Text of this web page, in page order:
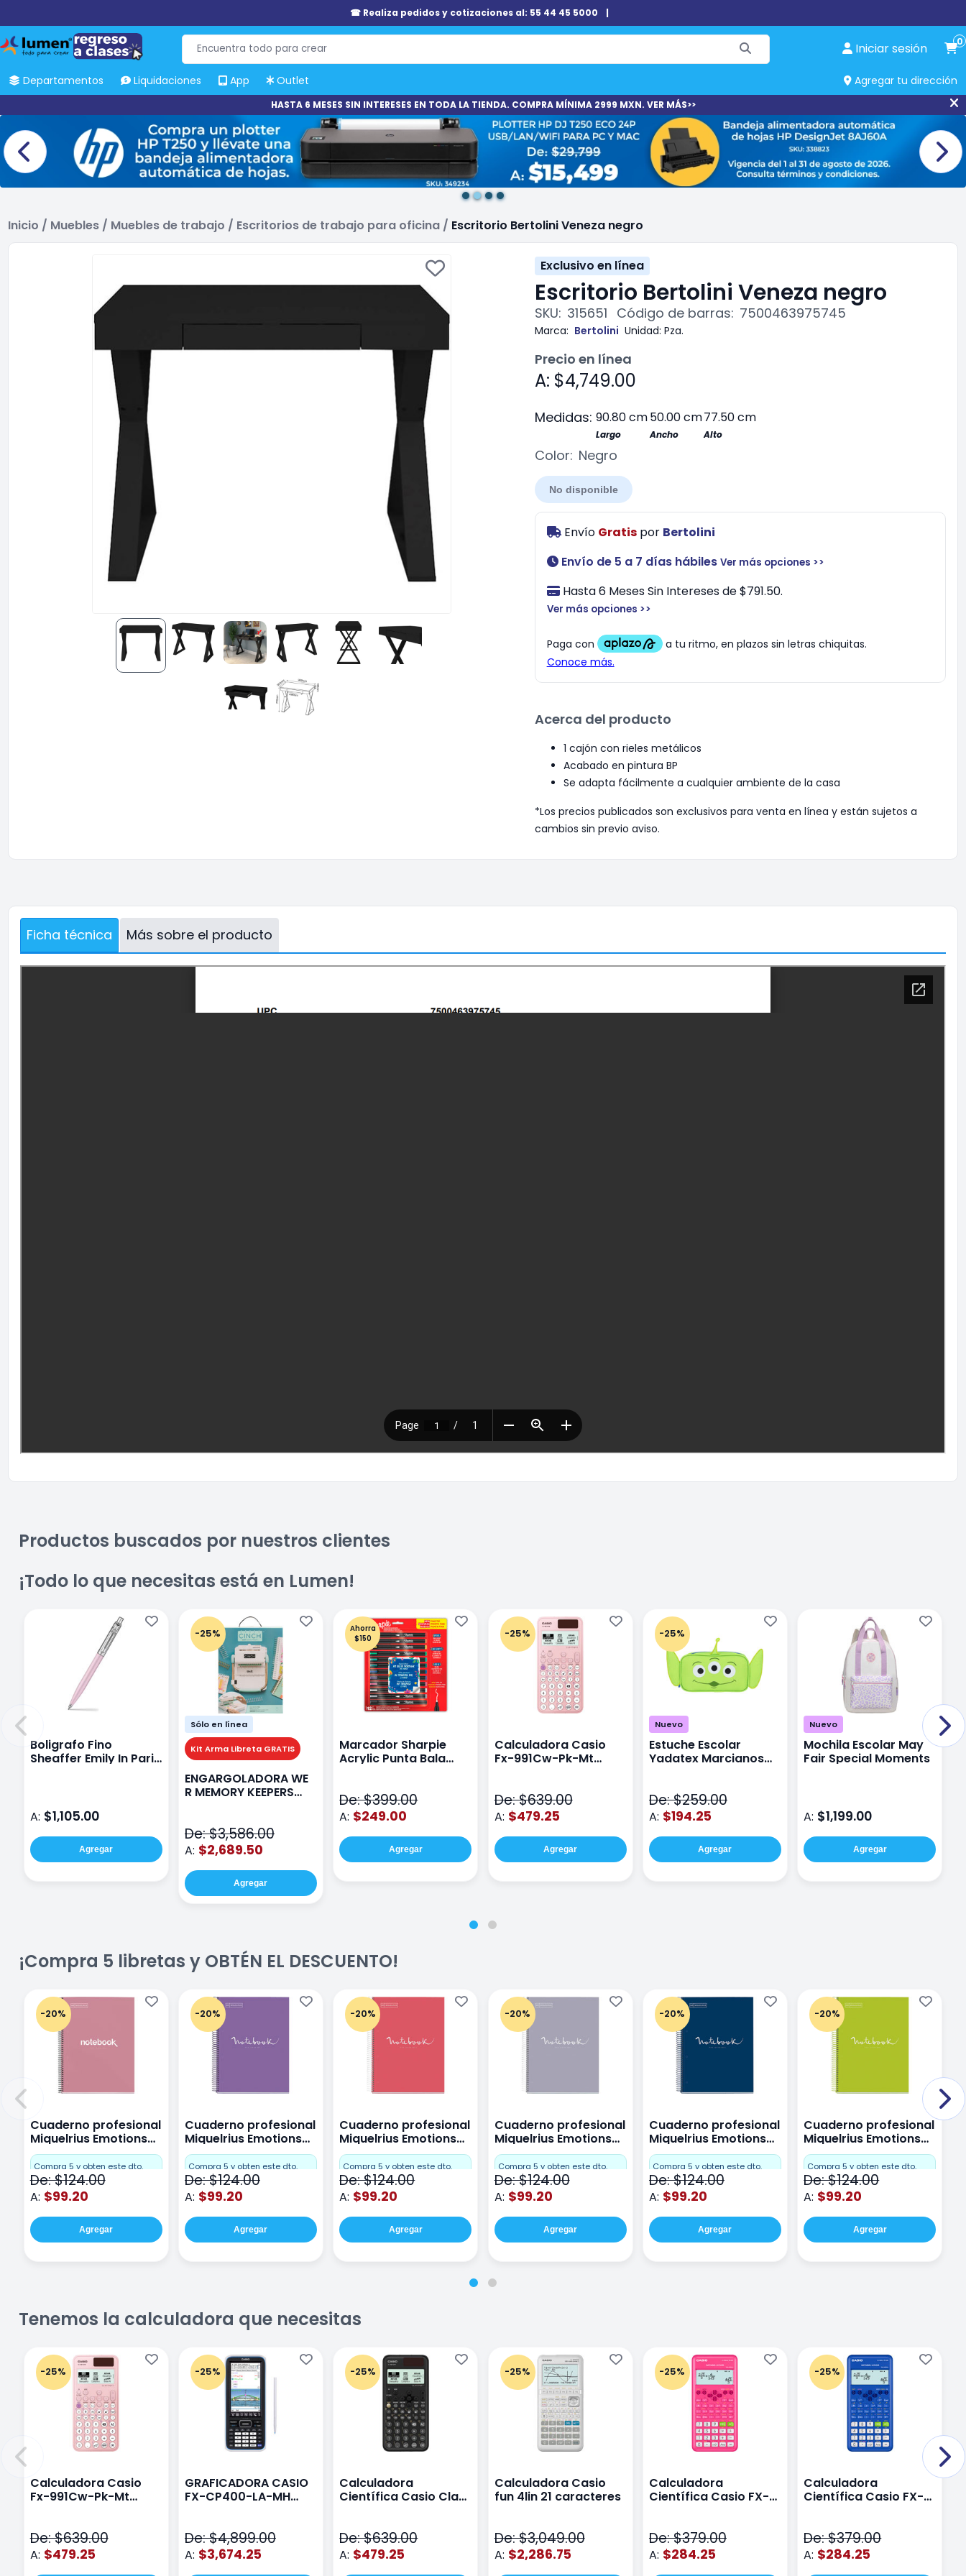
☎ Realiza pedidos y cotizaciones al: 55 44 45 5000 |
Iniciar sesión 0
Departamentos Liquidaciones App Outlet Agregar tu dirección
HASTA 6 MESES SIN INTERESES EN TODA LA TIENDA. COMPRA MÍNIMA 2999 MXN. VER MÁS>>
Inicio / Muebles / Muebles de trabajo / Escritorios de trabajo para oficina / Escritorio Bertolini Veneza negro
Exclusivo en línea
Escritorio Bertolini Veneza negro
SKU: 315651 Código de barras: 7500463975745
Marca: Bertolini Unidad: Pza.
Precio en línea
A: $4,749.00
Medidas: 90.80 cm50.00 cm77.50 cm
Largo Ancho Alto
Color: Negro
No disponible
Envío Gratispor Bertolini
Envío de 5 a 7 días hábiles Ver más opciones >>
Hasta 6 Meses Sin Intereses de $791.50.
Ver más opciones >>
Acerca del producto
1 cajón con rieles metálicos
Acabado en pintura BP
Se adapta fácilmente a cualquier ambiente de la casa
*Los precios publicados son exclusivos para venta en línea y están sujetos a
cambios sin previo aviso.
Ficha técnica Más sobre el producto
Productos buscados por nuestros clientes
¡Todo lo que necesitas está en Lumen!
Boligrafo Fino
Sheaffer Emily In Paris
A: $1,105.00
Agregar
-25%
Sólo en línea
Kit Arma Libreta GRATIS
ENGARGOLADORA WE
R MEMORY KEEPERS
De: $3,586.00
A: $2,689.50
Agregar
Ahorra
$150
Marcador Sharpie
Acrylic Punta Bala
De: $399.00
A: $249.00
Agregar
-25%
Calculadora Casio
Fx-991Cw-Pk-Mt
De: $639.00
A: $479.25
Agregar
-25%
Nuevo
Estuche Escolar
Yadatex Marcianos
De: $259.00
A: $194.25
Agregar
Nuevo
Mochila Escolar May
Fair Special Moments
A: $1,199.00
Agregar
¡Compra 5 libretas y OBTÉN EL DESCUENTO!
-20%
Cuaderno profesional
Miquelrius Emotions
Cuadro Chico 80
hojas Rosa
Compra 5 y obten este dto.
De: $124.00
A: $99.20
Agregar
-20%
Cuaderno profesional
Miquelrius Emotions
raya 80 hojas Purpura
Compra 5 y obten este dto.
De: $124.00
A: $99.20
Agregar
-20%
Cuaderno profesional
Miquelrius Emotions
raya 80 hojas Coral
Compra 5 y obten este dto.
De: $124.00
A: $99.20
Agregar
-20%
Cuaderno profesional
Miquelrius Emotions
raya 80 hojas Gris
Compra 5 y obten este dto.
De: $124.00
A: $99.20
Agregar
-20%
Cuaderno profesional
Miquelrius Emotions
Dots 80 hojas
Compra 5 y obten este dto.
De: $124.00
A: $99.20
Agregar
-20%
Cuaderno profesional
Miquelrius Emotions
Dots 80 hojas Lima
Compra 5 y obten este dto.
De: $124.00
A: $99.20
Agregar
Tenemos la calculadora que necesitas
-25%
Calculadora Casio
Fx-991Cw-Pk-Mt
De: $639.00
A: $479.25
-25%
GRAFICADORA CASIO
FX-CP400-LA-MH
De: $4,899.00
A: $3,674.25
-25%
Calculadora
Científica Casio Class
De: $639.00
A: $479.25
-25%
Calculadora Casio
fun 4lin 21 caracteres
De: $3,049.00
A: $2,286.75
-25%
Calculadora
Científica Casio FX-
De: $379.00
A: $284.25
-25%
Calculadora
Científica Casio FX-
De: $379.00
A: $284.25